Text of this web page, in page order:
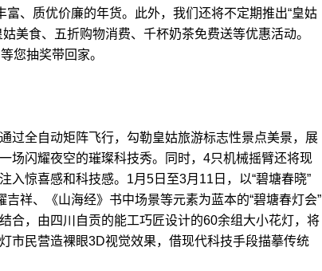
富、质优价廉的年货。此外，我们还将不定期推出“皇姑
美食、五折购物消费、千杯奶茶免费送等优惠活动。
您抽奖带回家。
全自动矩阵飞行，勾勒皇姑旅游标志性景点美景，展
场闪耀夜空的璀璨科技秀。同时，4只机械摇臂还将现
入惊喜感和科技感。1月5日至3月11日，以“碧塘春晓”
吉祥、《山海经》书中场景等元素为蓝本的“碧塘春灯会”
合，由四川自贡的能工巧匠设计的60余组大小花灯，将
市民营造裸眼3D视觉效果，借现代科技手段描摹传统